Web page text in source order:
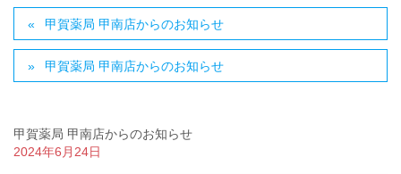
甲賀薬局 甲南店からのお知らせ
甲賀薬局 甲南店からのお知らせ
甲賀薬局 甲南店からのお知らせ
2024年6月24日